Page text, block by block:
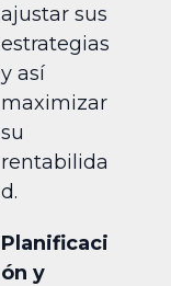
ajustar sus
estrategias
y así
maximizar
su
rentabilida
d.
Planificaci
ón y